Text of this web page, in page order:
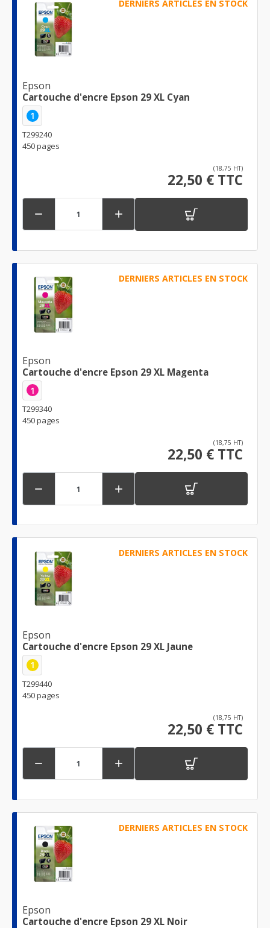
DERNIERS ARTICLES EN STOCK
Epson
Cartouche d'encre Epson 29 XL Cyan
1
T299240
450 pages
(18,75 HT)
22,50 € TTC
 
DERNIERS ARTICLES EN STOCK
Epson
Cartouche d'encre Epson 29 XL Magenta
1
T299340
450 pages
(18,75 HT)
22,50 € TTC
 
DERNIERS ARTICLES EN STOCK
Epson
Cartouche d'encre Epson 29 XL Jaune
1
T299440
450 pages
(18,75 HT)
22,50 € TTC
 
DERNIERS ARTICLES EN STOCK
Epson
Cartouche d'encre Epson 29 XL Noir